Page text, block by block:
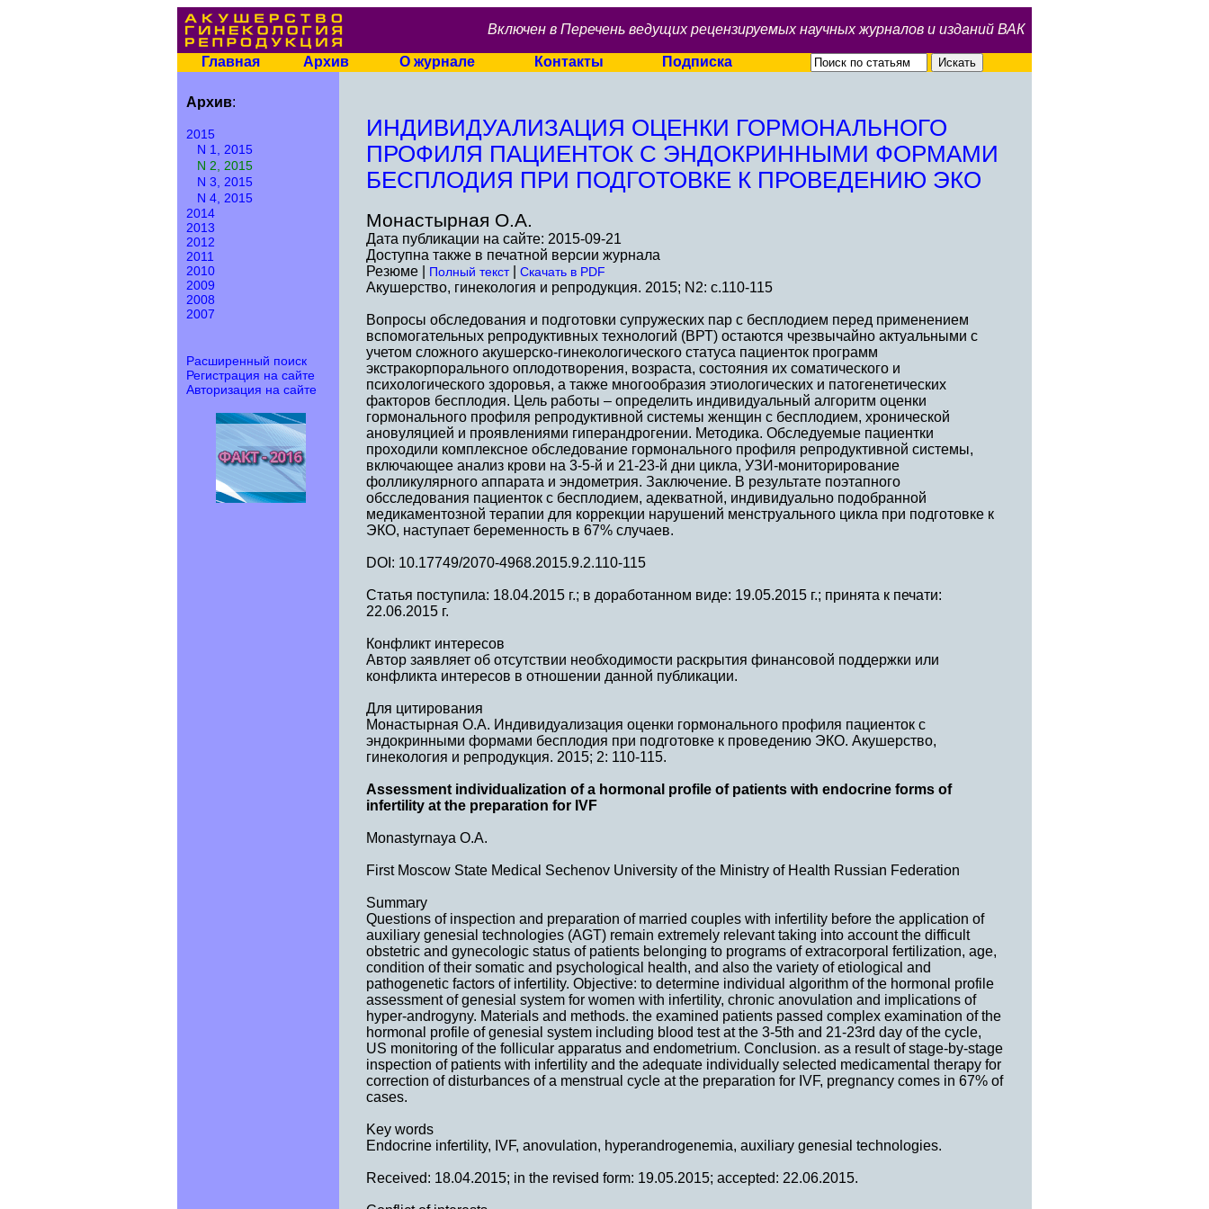
Включен в Перечень ведущих рецензируемых научных журналов и изданий ВАК
Главная Архив О журнале Контакты Подписка
Архив:
2015
N 1, 2015
N 2, 2015
N 3, 2015
N 4, 2015
2014
2013
2012
2011
2010
2009
2008
2007
Расширенный поиск
Регистрация на сайте
Авторизация на сайте
ИНДИВИДУАЛИЗАЦИЯ ОЦЕНКИ ГОРМОНАЛЬНОГО
ПРОФИЛЯ ПАЦИЕНТОК С ЭНДОКРИННЫМИ ФОРМАМИ
БЕСПЛОДИЯ ПРИ ПОДГОТОВКЕ К ПРОВЕДЕНИЮ ЭКО
Монастырная О.А.
Дата публикации на сайте: 2015-09-21
Доступна также в печатной версии журнала
Резюме | Полный текст| Скачать в PDF
Акушерство, гинекология и репродукция. 2015; N2: c.110-115
Вопросы обследования и подготовки супружеских пар с бесплодием перед применением
вспомогательных репродуктивных технологий (ВРТ) остаются чрезвычайно актуальными с
учетом сложного акушерско-гинекологического статуса пациенток программ
экстракорпорального оплодотворения, возраста, состояния их соматического и
психологического здоровья, а также многообразия этиологических и патогенетических
факторов бесплодия. Цель работы – определить индивидуальный алгоритм оценки
гормонального профиля репродуктивной системы женщин с бесплодием, хронической
ановуляцией и проявлениями гиперандрогении. Методика. Обследуемые пациентки
проходили комплексное обследование гормонального профиля репродуктивной системы,
включающее анализ крови на 3-5-й и 21-23-й дни цикла, УЗИ-мониторирование
фолликулярного аппарата и эндометрия. Заключение. В результате поэтапного
обсследования пациенток с бесплодием, адекватной, индивидуально подобранной
медикаментозной терапии для коррекции нарушений менструального цикла при подготовке к
ЭКО, наступает беременность в 67% случаев.
DOI: 10.17749/2070-4968.2015.9.2.110-115
Статья поступила: 18.04.2015 г.; в доработанном виде: 19.05.2015 г.; принята к печати:
22.06.2015 г.
Конфликт интересов
Автор заявляет об отсутствии необходимости раскрытия финансовой поддержки или
конфликта интересов в отношении данной публикации.
Для цитирования
Монастырная О.А. Индивидуализация оценки гормонального профиля пациенток с
эндокринными формами бесплодия при подготовке к проведению ЭКО. Акушерство,
гинекология и репродукция. 2015; 2: 110-115.
Assessment individualization of a hormonal profile of patients with endocrine forms of
infertility at the preparation for IVF
Monastyrnaya O.A.
First Moscow State Medical Sechenov University of the Ministry of Health Russian Federation
Summary
Questions of inspection and preparation of married couples with infertility before the application of
auxiliary genesial technologies (AGT) remain extremely relevant taking into account the difficult
obstetric and gynecologic status of patients belonging to programs of extracorporal fertilization, age,
condition of their somatic and psychological health, and also the variety of etiological and
pathogenetic factors of infertility. Objective: to determine individual algorithm of the hormonal profile
assessment of genesial system for women with infertility, chronic anovulation and implications of
hyper-androgyny. Materials and methods. the examined patients passed complex examination of the
hormonal profile of genesial system including blood test at the 3-5th and 21-23rd day of the cycle,
US monitoring of the follicular apparatus and endometrium. Conclusion. as a result of stage-by-stage
inspection of patients with infertility and the adequate individually selected medicamental therapy for
correction of disturbances of a menstrual cycle at the preparation for IVF, pregnancy comes in 67% of
cases.
Key words
Endocrine infertility, IVF, anovulation, hyperandrogenemia, auxiliary genesial technologies.
Received: 18.04.2015; in the revised form: 19.05.2015; accepted: 22.06.2015.